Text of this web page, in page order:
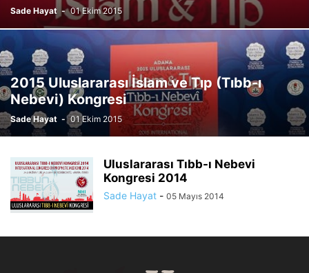
Sade Hayat - 01 Ekim 2015
2015 Uluslararası İslam ve Tıp (Tıbb-ı
Nebevi) Kongresi
Sade Hayat - 01 Ekim 2015
Uluslararası Tıbb-ı Nebevi
Kongresi 2014
Sade Hayat - 05 Mayıs 2014